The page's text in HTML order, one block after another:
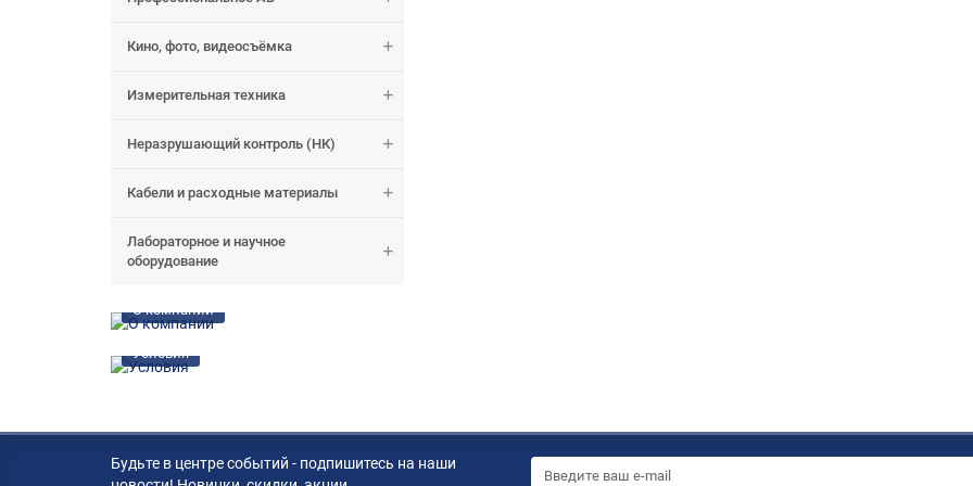
Кино, фото, видеосъёмка
Измерительная техника
Неразрушающий контроль (НК)
Кабели и расходные материалы
Лабораторное и научное
оборудование
О компании
Условия
Будьте в центре событий - подпишитесь на наши